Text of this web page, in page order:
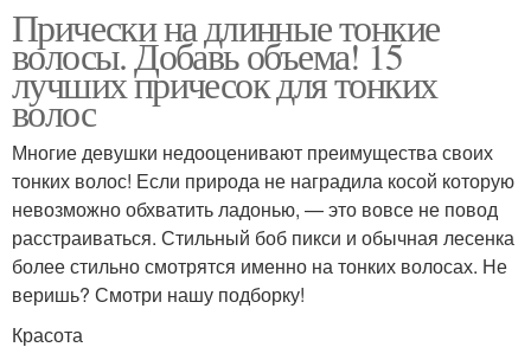
Прически на длинные тонкие
волосы. Добавь объема! 15
лучших причесок для тонких
волос
Многие девушки недооценивают преимущества своих
тонких волос! Если природа не наградила косой которую
невозможно обхватить ладонью, — это вовсе не повод
расстраиваться. Стильный боб пикси и обычная лесенка
более стильно смотрятся именно на тонких волосах. Не
веришь? Смотри нашу подборку!
Красота